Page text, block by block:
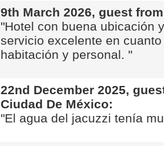
9th March 2026, guest
"Hotel con buena ubicación
servicio excelente en
habitación y personal. "
22nd December 2025,
Ciudad De México:
"El agua del jacuzzi tenía